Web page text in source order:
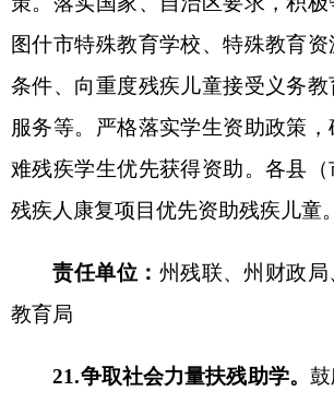
殊教育推进机制。教育部门要统筹制定特
展政策，加强日常管理和指导，组织实施
学；发展改革部门要将特殊教育纳入经济
规划；民政部门要做好家庭困难残疾学生
财政部门要加强特殊教育经费保障；人力
保障部门要完善和落实特殊教育教师职称
年的评估鉴定、医疗与康复服务；残联部
步完善残疾儿童青少年有关信息，将残疾
招生入学、康复训练、送教上门等工作。